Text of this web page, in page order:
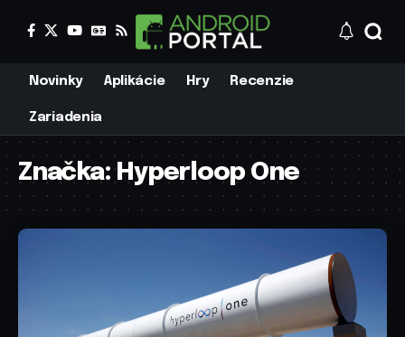
Novinky Aplikácie Hry Recenzie
Zariadenia
Značka:Hyperloop One